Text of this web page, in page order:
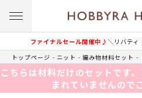
ファイナルセール開催中♪＼リバティ
トップページ ニット 編み物材料セット
こちらは材料だけのセットです
まれていませんので